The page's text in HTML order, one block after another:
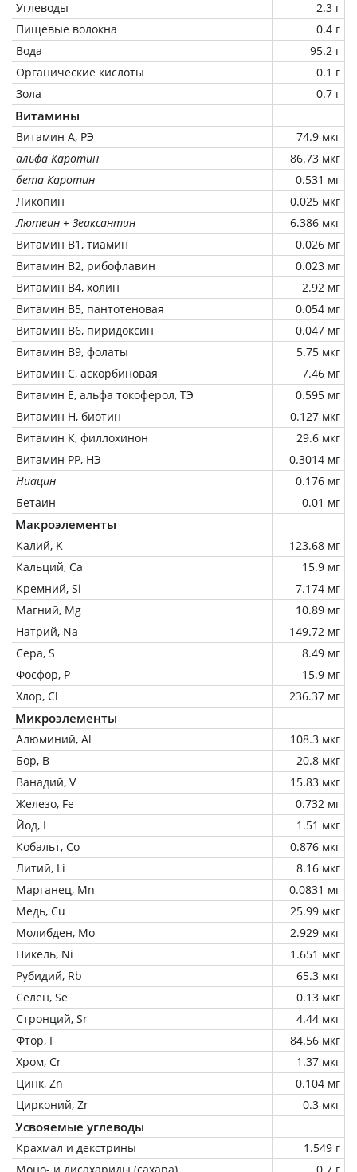
Углеводы
2.3 г
Пищевые волокна
0.4 г
Вода
95.2 г
Органические кислоты
0.1 г
Зола
0.7 г
Витамины
Витамин А, РЭ
74.9 мкг
альфа Каротин
86.73 мкг
бета Каротин
0.531 мг
Ликопин
0.025 мкг
Лютеин + Зеаксантин
6.386 мкг
Витамин В1, тиамин
0.026 мг
Витамин В2, рибофлавин
0.023 мг
Витамин В4, холин
2.92 мг
Витамин В5, пантотеновая
0.054 мг
Витамин В6, пиридоксин
0.047 мг
Витамин В9, фолаты
5.75 мкг
Витамин C, аскорбиновая
7.46 мг
Витамин Е, альфа токоферол, ТЭ
0.595 мг
Витамин Н, биотин
0.127 мкг
Витамин К, филлохинон
29.6 мкг
Витамин РР, НЭ
0.3014 мг
Ниацин
0.176 мг
Бетаин
0.01 мг
Макроэлементы
Калий, K
123.68 мг
Кальций, Ca
15.9 мг
Кремний, Si
7.174 мг
Магний, Mg
10.89 мг
Натрий, Na
149.72 мг
Сера, S
8.49 мг
Фосфор, P
15.9 мг
Хлор, Cl
236.37 мг
Микроэлементы
Алюминий, Al
108.3 мкг
Бор, B
20.8 мкг
Ванадий, V
15.83 мкг
Железо, Fe
0.732 мг
Йод, I
1.51 мкг
Кобальт, Co
0.876 мкг
Литий, Li
8.16 мкг
Марганец, Mn
0.0831 мг
Медь, Cu
25.99 мкг
Молибден, Mo
2.929 мкг
Никель, Ni
1.651 мкг
Рубидий, Rb
65.3 мкг
Селен, Se
0.13 мкг
Стронций, Sr
4.44 мкг
Фтор, F
84.56 мкг
Хром, Cr
1.37 мкг
Цинк, Zn
0.104 мг
Цирконий, Zr
0.3 мкг
Усвояемые углеводы
Крахмал и декстрины
1.549 г